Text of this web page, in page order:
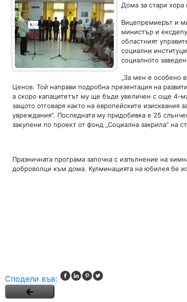
Дома за стари хора
Вицепремиерът и
министър и
областният
социални
социалното
„За мен е особено
Ценов. Той направи подробна презентация на
а скоро капацитетът му ще бъде увеличен с още 4-
защото отговаря както на европейските изисквания
увреждания”. Последната му придобивка е 25
закупени по проект от фонд „Социална закрила” на
Празничната програма започна с изпълнение на
доброволци към дома. Кулминацията на юбилея бе
Сподели във: